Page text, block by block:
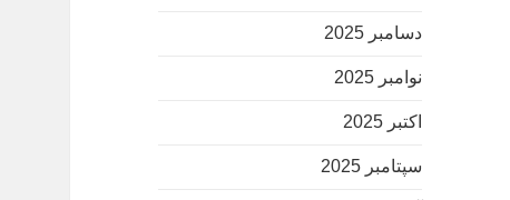
دسامبر 2025
نوامبر 2025
اکتبر 2025
سپتامبر 2025